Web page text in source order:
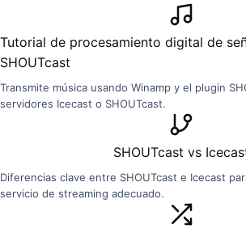
Tutorial de procesamiento digital de
SHOUTcast
Transmite música usando Winamp y el plugin
servidores Icecast o SHOUTcast.
SHOUTcast vs
Diferencias clave entre SHOUTcast e Icecast
servicio de streaming adecuado.